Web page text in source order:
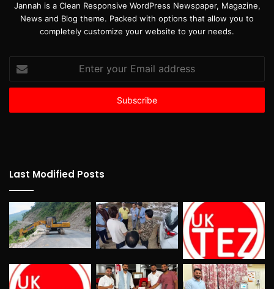
Jannah is a Clean Responsive WordPress Newspaper, Magazine,
News and Blog theme. Packed with options that allow you to
completely customize your website to your needs.
Enter
your
Email
Last Modified Posts